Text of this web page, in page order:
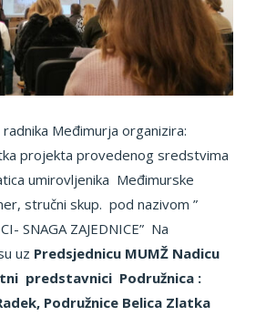
Međimurja organizira:
projekta provedenog sredstvima
umirovljenika Međimurske
stručni skup. pod nazivom ”
SNAGA ZAJEDNICE” Na
uz Predsjednicu MUMŽ Nadicu
predstavnici Podružnica :
Podružnice Belica Zlatka